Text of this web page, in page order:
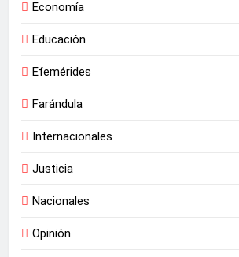
Economía
Educación
Efemérides
Farándula
Internacionales
Justicia
Nacionales
Opinión